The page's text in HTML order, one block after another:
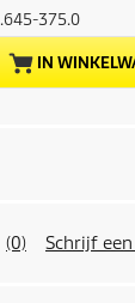
375.0
IN
(0) Schrijf